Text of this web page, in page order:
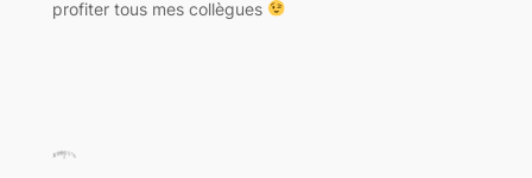
profiter tous mes collègues